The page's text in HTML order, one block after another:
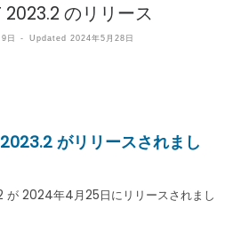
のリリース
日 - Updated2024年5月28日
がリリースされまし
2024年4月25日にリリースされまし